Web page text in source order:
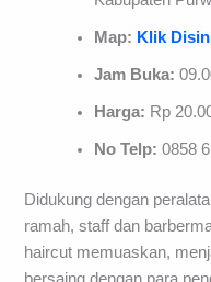
Map: Klik
Jam Buka:
Harga: Rp
No Telp:0858
Didukung dengan
ramah, staff dan
haircut memuaskan,
bersaing dengan para